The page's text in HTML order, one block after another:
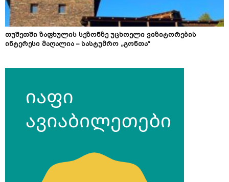
თუშეთში ზაფხულის სეზონზე უცხოელი ვიზიტორების
ინტერესი მაღალია – სასტუმრო „გონთა“